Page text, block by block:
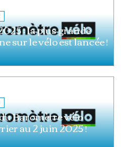
: la plus grande
sur le vélo est lancée !
Baromètre vélo
au 2 juin 2025 !